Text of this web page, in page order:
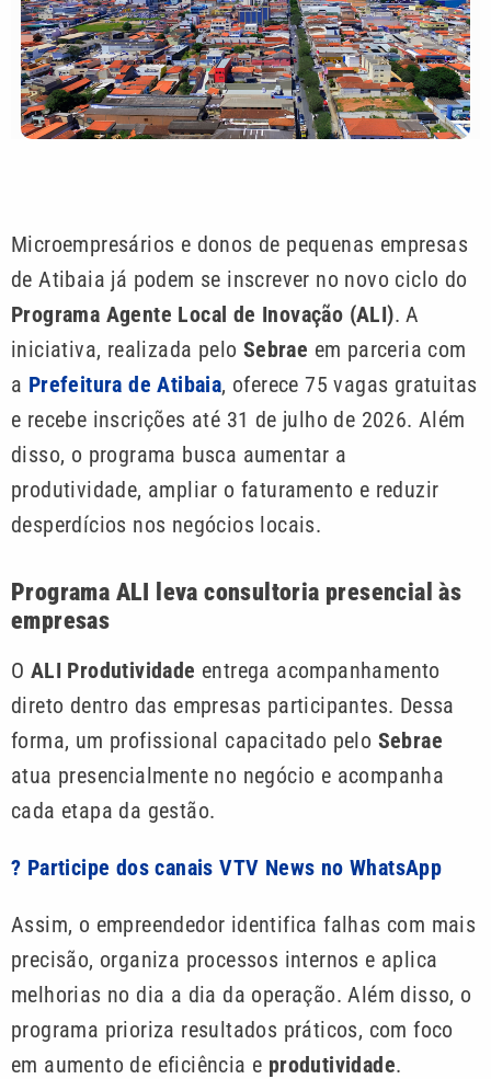
Microempresários e donos de pequenas empresas
de Atibaia já podem se inscrever no novo ciclo do
Programa Agente Local de Inovação (ALI). A
iniciativa, realizada pelo Sebrae em parceria com
a Prefeitura de Atibaia, oferece 75 vagas gratuitas
e recebe inscrições até 31 de julho de 2026. Além
disso, o programa busca aumentar a
produtividade, ampliar o faturamento e reduzir
desperdícios nos negócios locais.
Programa ALI leva consultoria presencial às
empresas
O ALI Produtividade entrega acompanhamento
direto dentro das empresas participantes. Dessa
forma, um profissional capacitado pelo Sebrae
atua presencialmente no negócio e acompanha
cada etapa da gestão.
? Participe dos canais VTV News no WhatsApp
Assim, o empreendedor identifica falhas com mais
precisão, organiza processos internos e aplica
melhorias no dia a dia da operação. Além disso, o
programa prioriza resultados práticos, com foco
em aumento de eficiência e produtividade.